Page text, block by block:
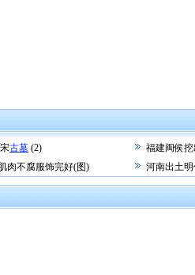
古墓 (2)
福建闽侯
肉不腐服饰完好(图) 河南出土